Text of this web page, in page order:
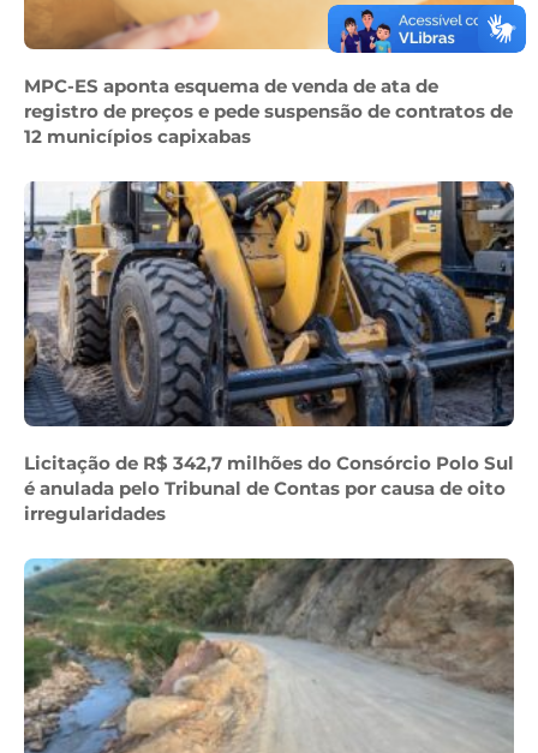
MPC-ES aponta esquema de venda de ata de
registro de preços e pede suspensão de contratos de
12 municípios capixabas
Licitação de R$ 342,7 milhões do Consórcio Polo Sul
é anulada pelo Tribunal de Contas por causa de oito
irregularidades